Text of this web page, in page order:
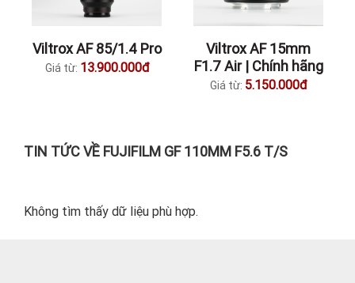
Viltrox AF 85/1.4 Pro
Giá từ: 13.900.000đ
Viltrox AF 15mm
F1.7 Air | Chính hãng
Giá từ: 5.150.000đ
TIN TỨC VỀ FUJIFILM GF 110MM F5.6 T/S
Không tìm thấy dữ liệu phù hợp.